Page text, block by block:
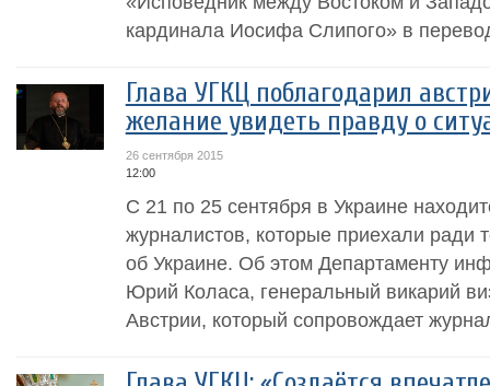
кардинала Иосифа Слипого» в
Глава УГКЦ поблагодарил
желание увидеть правду о
26 сентября 2015
12:00
С 21 по 25 сентября в Украине
журналистов, которые приехали ради
об Украине. Об этом Департаменту
Юрий Коласа, генеральный викарий
Австрии, который сопровождает